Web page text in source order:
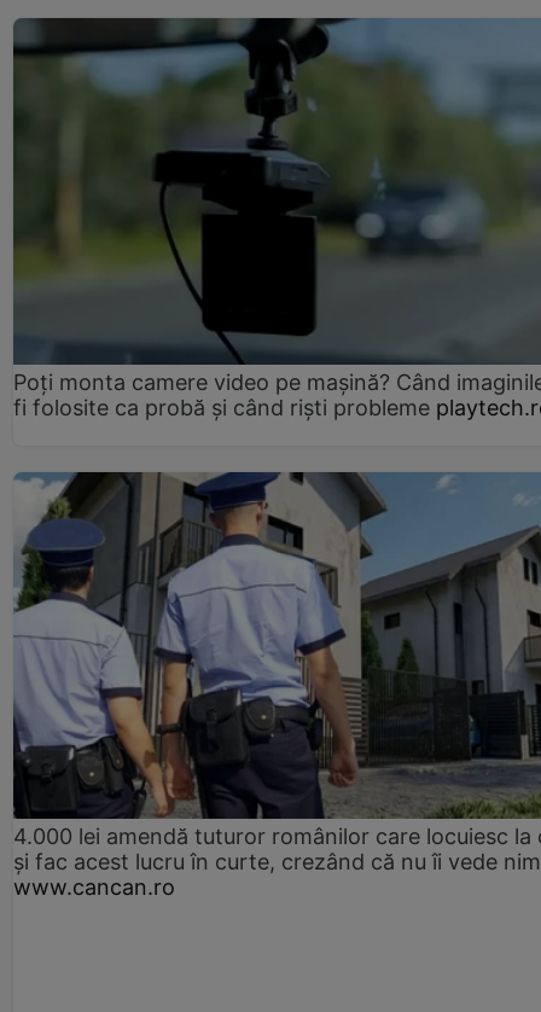
Poți monta camere video pe mașină? Când
fi folosite ca probă și când riști probleme
4.000 lei amendă tuturor românilor care locuiesc la
și fac acest lucru în curte, crezând că nu îi vede
www.cancan.ro